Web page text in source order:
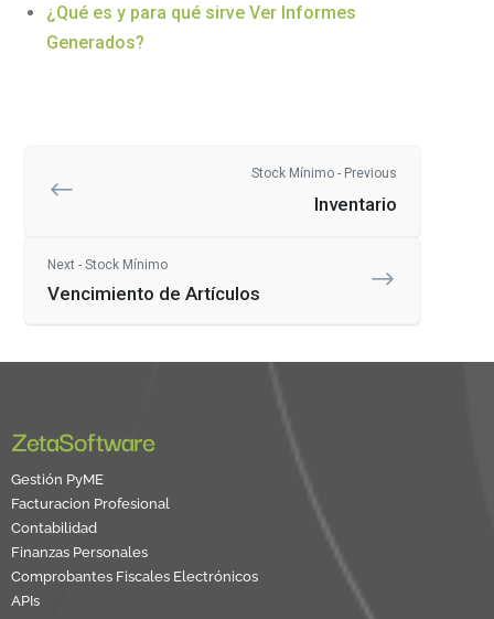
¿Qué es y para qué sirve Ver Informes
Generados?
Stock Mínimo - Previous
Inventario
Next - Stock Mínimo
Vencimiento de Artículos
ZetaSoftware
Gestión PyME
Facturacion Profesional
Contabilidad
Finanzas Personales
Comprobantes Fiscales Electrónicos
APIs